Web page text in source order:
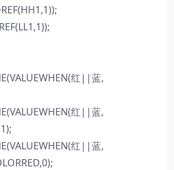
红||蓝,
红||蓝,
红||蓝,